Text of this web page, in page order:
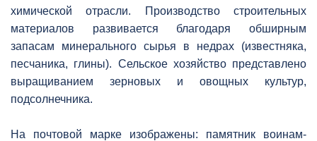
химической отрасли. Производство строительных
материалов развивается благодаря обширным
запасам минерального сырья в недрах (известняка,
песчаника, глины). Сельское хозяйство представлено
выращиванием зерновых и овощных культур,
подсолнечника.
На почтовой марке изображены: памятник воинам-